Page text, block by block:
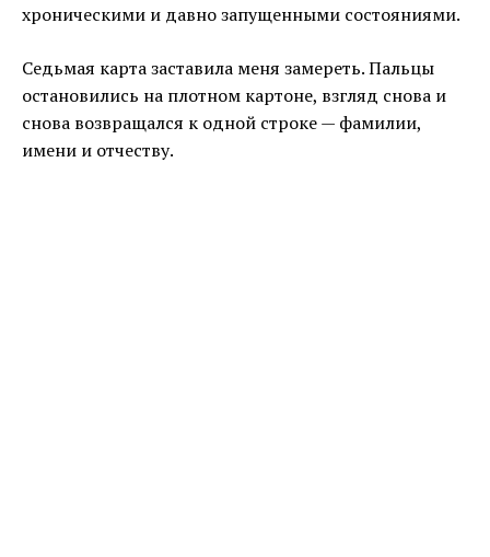
хроническими и давно запущенными состояниями.
Седьмая карта заставила меня замереть. Пальцы
остановились на плотном картоне, взгляд снова и
снова возвращался к одной строке — фамилии,
имени и отчеству.